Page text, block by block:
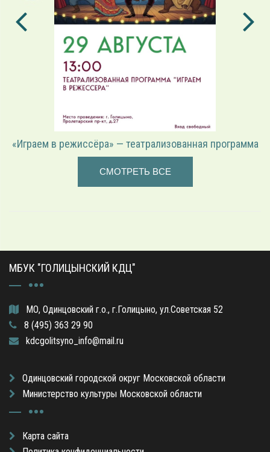
«Играем в режиссёра» — театрализованная программа
СМОТРЕТЬ ВСЕ
МБУК "ГОЛИЦЫНСКИЙ КДЦ"
МО, Одинцовский г.о., г.Голицыно, ул.Советская 52
8 (495) 363 29 90
kdcgolitsyno_info@mail.ru
Одинцовский городской округ Московской области
Министерство культуры Московской области
Карта сайта